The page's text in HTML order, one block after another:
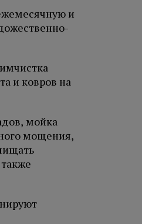
и
и ковров на
мойка
мощения,